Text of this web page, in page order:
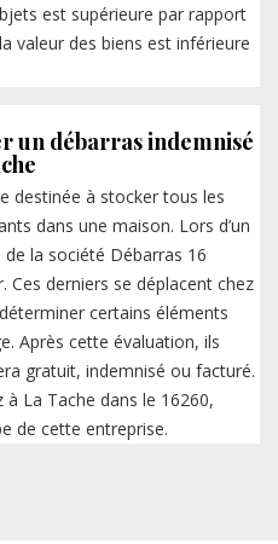
est supérieure par rapport
valeur des biens est inférieure
un débarras indemnisé
destinée à stocker tous les
dans une maison. Lors d’un
la société Débarras 16
Ces derniers se déplacent chez
certains éléments
Après cette évaluation, ils
gratuit, indemnisé ou facturé.
La Tache dans le 16260,
de cette entreprise.